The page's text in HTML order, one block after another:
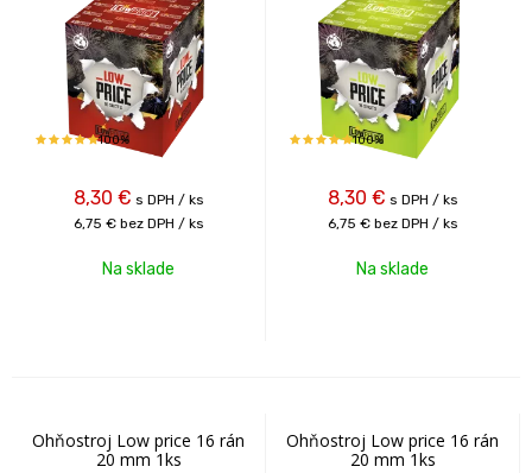
100%
8,30 € s DPH / ks
6,75 € bez DPH / ks
Na sklade
100%
8,30 € s DPH / ks
6,75 € bez DPH / ks
Na sklade
Ohňostroj Low price 16 rán
20 mm 1ks
Ohňostroj Low price 16 rán
20 mm 1ks